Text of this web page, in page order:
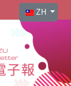
選擇你的語言
ZH